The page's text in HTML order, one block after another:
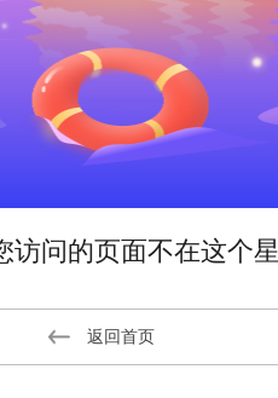
访问的页面不在这个
返回首页